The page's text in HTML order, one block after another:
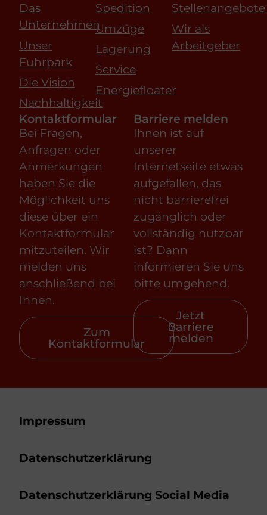
Das
Unternehmen
Unser
Fuhrpark
Die Vision
Nachhaltigkeit
Spedition
Umzüge
Lagerung
Service
Energiefloater
Stellenangebote
Wir als
Arbeitgeber
Kontaktformular
Bei Fragen,
Anfragen oder
Anmerkungen
haben Sie die
Möglichkeit uns
diese über ein
Kontaktformular
mitzuteilen. Wir
melden uns
anschließend bei
Ihnen.
Zum
Kontaktformular
Barriere melden
Ihnen ist auf
unserer
Internetseite etwas
aufgefallen, das
nicht barrierefrei
zugänglich oder
vollständig nutzbar
ist? Dann
informieren Sie uns
bitte umgehend.
Jetzt
Barriere
melden
Impressum
Datenschutz­erklärung
Datenschutzerklärung Social Media